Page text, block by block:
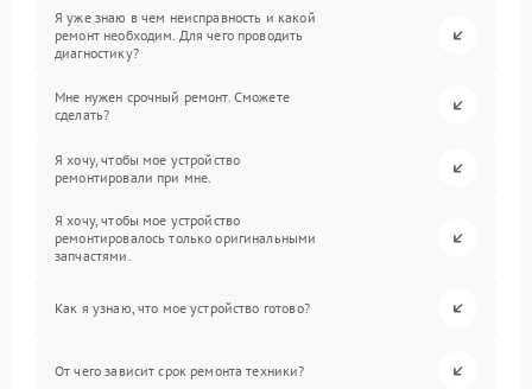
Я уже знаю в чем неисправность и какой
ремонт необходим. Для чего проводить
диагностику?
Мне нужен срочный ремонт. Сможете
сделать?
Я хочу, чтобы мое устройство
ремонтировали при мне.
Я хочу, чтобы мое устройство
ремонтировалось только оригинальными
запчастями.
Как я узнаю, что мое устройство готово?
От чего зависит срок ремонта техники?